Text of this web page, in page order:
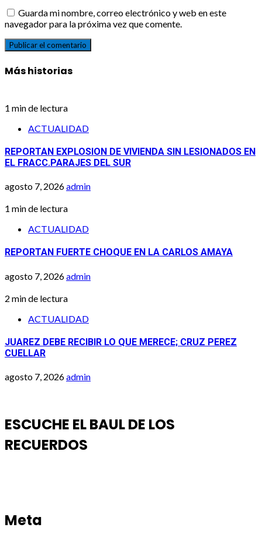
Guarda mi nombre, correo electrónico y web en este
navegador para la próxima vez que comente.
Más historias
1 min de lectura
ACTUALIDAD
REPORTAN EXPLOSION DE VIVIENDA SIN LESIONADOS EN
EL FRACC.PARAJES DEL SUR
agosto 7, 2026admin
1 min de lectura
ACTUALIDAD
REPORTAN FUERTE CHOQUE EN LA CARLOS AMAYA
agosto 7, 2026admin
2 min de lectura
ACTUALIDAD
JUAREZ DEBE RECIBIR LO QUE MERECE; CRUZ PEREZ
CUELLAR
agosto 7, 2026admin
ESCUCHE EL BAUL DE LOS
RECUERDOS
Meta